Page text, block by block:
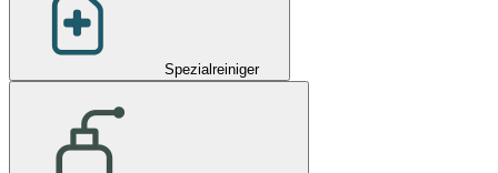
Spezialreiniger